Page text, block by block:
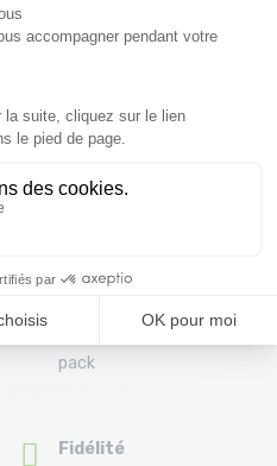
Paiement en 3x ou 4X
dès 150€ par carte
bancaire
Montage de vos skis
fixations pour l’achat d'un
pack
Fidélité